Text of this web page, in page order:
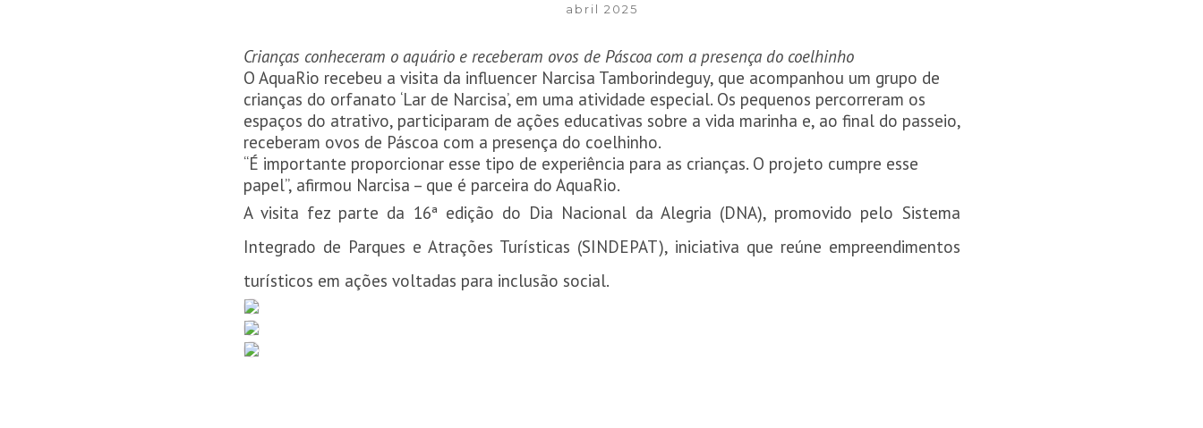
abril 2025
Crianças conheceram o aquário e receberam ovos de Páscoa com a presença do coelhinho
O AquaRio recebeu a visita da influencer Narcisa Tamborindeguy, que acompanhou um grupo de
crianças do orfanato ‘Lar de Narcisa’, em uma atividade especial. Os pequenos percorreram os
espaços do atrativo, participaram de ações educativas sobre a vida marinha e, ao final do passeio,
receberam ovos de Páscoa com a presença do coelhinho.
“É importante proporcionar esse tipo de experiência para as crianças. O projeto cumpre esse
papel”, afirmou Narcisa – que é parceira do AquaRio.
A visita fez parte da 16ª edição do Dia Nacional da Alegria (DNA), promovido pelo Sistema
Integrado de Parques e Atrações Turísticas (SINDEPAT), iniciativa que reúne empreendimentos
turísticos em ações voltadas para inclusão social.